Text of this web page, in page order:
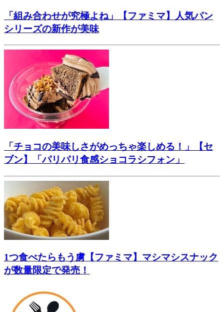
「組み合わせが究極よね」【ファミマ】人気パン
シリーズの新作が美味
「チョコの美味しさがめっちゃ楽しめる！」【セ
ブン】「パリパリ食感ショコラシフォン」
1つ食べたらもう虜【ファミマ】マシマシスナック
が数量限定で発売！